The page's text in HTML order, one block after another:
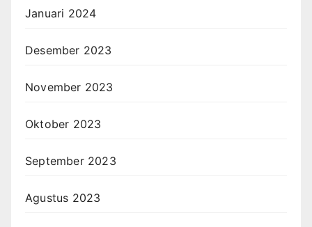
Januari 2024
Desember 2023
November 2023
Oktober 2023
September 2023
Agustus 2023